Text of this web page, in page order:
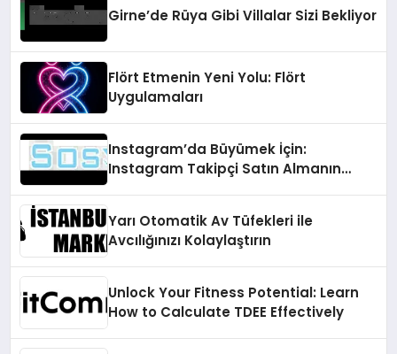
Girne’de Rüya Gibi Villalar Sizi Bekliyor
Flört Etmenin Yeni Yolu: Flört
Uygulamaları
Instagram’da Büyümek İçin:
Instagram Takipçi Satın Almanın
Yarı Otomatik Av Tüfekleri ile
Avcılığınızı Kolaylaştırın
Unlock Your Fitness Potential: Learn
How to Calculate TDEE Effectively